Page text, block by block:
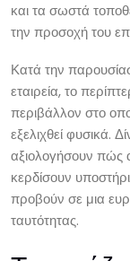
και τα σωστά
την προσοχή του
Κατά την
εταιρεία, το
περιβάλλον στο
εξελιχθεί φυσικά.
αξιολογήσουν πώς
κερδίσουν
προβούν σε μια
ταυτότητας.